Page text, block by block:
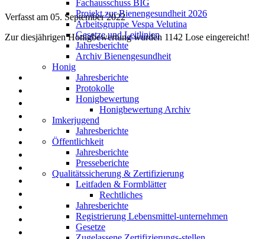
Fachausschuss BIG
Projekt zur Bienengesundheit 2026
Arbeitsgruppe Vespa Velutina
Gesetze und Leitlinien
Jahresberichte
Archiv Bienengesundheit
Honig
Jahresberichte
Protokolle
Honigbewertung
Honigbewertung Archiv
Imkerjugend
Jahresberichte
Öffentlichkeit
Jahresberichte
Presseberichte
Qualitätssicherung & Zertifizierung
Leitfaden & Formblätter
Rechtliches
Jahresberichte
Registrierung Lebensmittel-unternehmen
Gesetze
Verfasst am 05. September 2022
Zur diesjährigen Honigbewertung wurden 1142 Lose eingereicht!